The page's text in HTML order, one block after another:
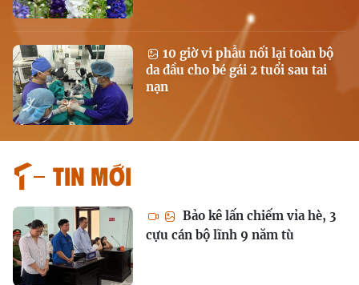
10 giờ vi phẫu nối lại toàn bộ
da đầu cho bé gái 2 tuổi sau tai
nạn
Tin mới
Bảo kê lấn chiếm vỉa hè, 3
cựu cán bộ lĩnh 9 năm tù